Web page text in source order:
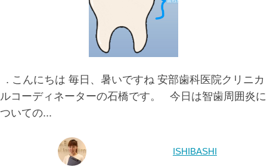
. こんにちは 毎日、暑いですね 安部歯科医院クリニカ
ルコーディネーターの石橋です。 今日は智歯周囲炎に
ついての...
ISHIBASHI